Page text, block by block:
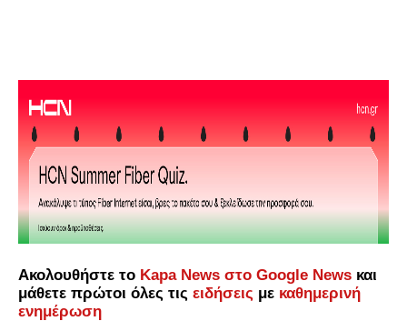
Ακολουθήστε το Kapa News στο Google News και
μάθετε πρώτοι όλες τις ειδήσεις με καθημερινή
ενημέρωση